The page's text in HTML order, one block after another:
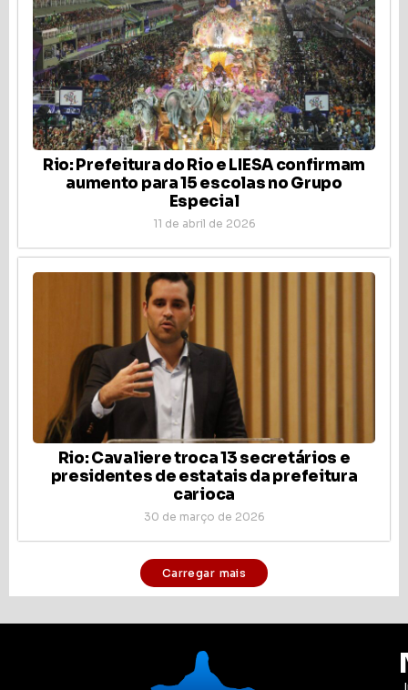
Rio: Prefeitura do Rio e LIESA confirmam
aumento para 15 escolas no Grupo
Especial
11 de abril de 2026
Rio: Cavaliere troca 13 secretários e
presidentes de estatais da prefeitura
carioca
30 de março de 2026
Carregar mais